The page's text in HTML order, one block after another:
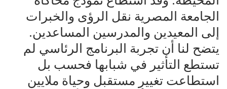
الجامعة المصرية نقل الرؤى والخبرات
إلى المعيدين والمدرسين المساعدين.
يتضح لنا أن تجربة البرنامج الرئاسي لم
تستطع التأثير في شبابها فحسب بل
استطاعت تغيير مستقبل وحياة ملايين